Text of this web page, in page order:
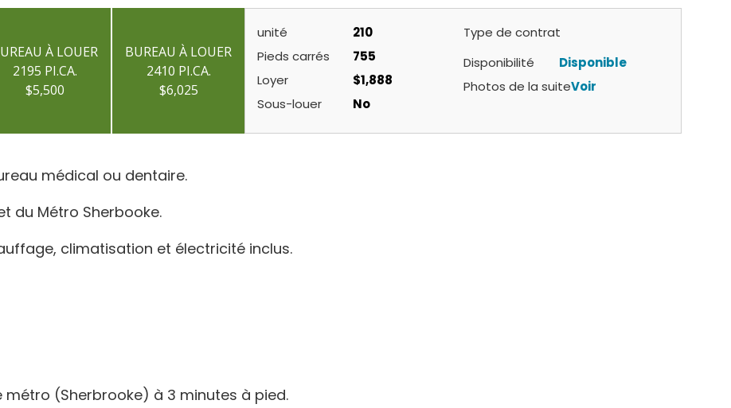
À LOUER
2195 PI.CA.
$5,500
BUREAU À LOUER
2410 PI.CA.
$6,025
unité
210
Pieds carrés
755
Loyer
$1,888
Sous-louer
No
Type de contrat
Disponibilité
Disponible
Photos de la suiteVoir
médical ou dentaire.
du Métro Sherbooke.
climatisation et électricité inclus.
métro (Sherbrooke) à 3 minutes à pied.